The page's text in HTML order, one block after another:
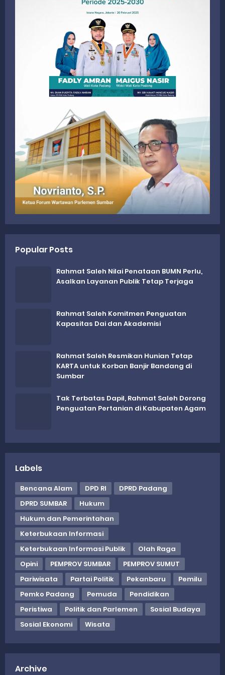
Popular Posts
Rahmat Saleh Nilai Penataan BUMN Perlu,
Asalkan Layanan Publik Tetap Terjaga
Rahmat Saleh Komitmen Penguatan
Kapasitas Dai dan Akademisi
Rahmat Saleh Resmikan Hunian Tetap
KARTA untuk Korban Banjir Bandang di
Sumbar
Tak Terbatas Dapil, Rahmat Saleh Dorong
Penguatan Pertanian di Kabupaten Agam
Labels
Bencana Alam DPD RI
DPRD Padang
DPRD SUMBAR
Hukum
Hukum dan Pemerintahan
Keterbukaan Informasi
Keterbukaan Informasi Publik
Olah Raga
Opini
PEMPROV SUMBAR
PEMPROV SUMUT
Pariwisata
Partai Politik Pekanbaru
Pemilu
Pemko Padang
Pemuda
Pendidikan
Peristiwa
Politik dan Parlemen
Sosial Budaya
Sosial Ekonomi
Wisata
Archive